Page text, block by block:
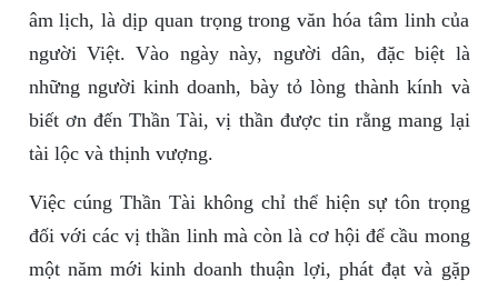
âm lịch, là dịp quan trọng trong văn hóa tâm linh của
người Việt. Vào ngày này, người dân, đặc biệt là
những người kinh doanh, bày tỏ lòng thành kính và
biết ơn đến Thần Tài, vị thần được tin rằng mang lại
tài lộc và thịnh vượng.
Việc cúng Thần Tài không chỉ thể hiện sự tôn trọng
đối với các vị thần linh mà còn là cơ hội để cầu mong
một năm mới kinh doanh thuận lợi, phát đạt và gặp